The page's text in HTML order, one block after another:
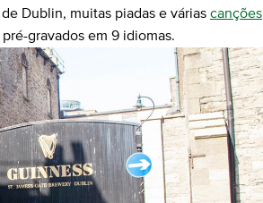
Dublin, muitas piadas e várias canções
gravados em 9 idiomas.